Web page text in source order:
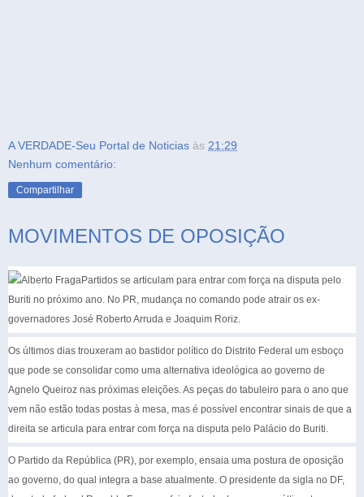
A VERDADE-Seu Portal de Noticias às 21:29
Nenhum comentário:
Compartilhar
MOVIMENTOS DE OPOSIÇÃO
Partidos se articulam para entrar com força na disputa pelo
Buriti no próximo ano. No PR, mudança no comando pode atrair os ex-
governadores José Roberto Arruda e Joaquim Roriz.
Os últimos dias trouxeram ao bastidor político do Distrito Federal um esboço
que pode se consolidar como uma alternativa ideológica ao governo de
Agnelo Queiroz nas próximas eleições. As peças do tabuleiro para o ano que
vem não estão todas postas à mesa, mas é possível encontrar sinais de que a
direita se articula para entrar com força na disputa pelo Palácio do Buriti.
O Partido da República (PR), por exemplo, ensaia uma postura de oposição
ao governo, do qual integra a base atualmente. O presidente da sigla no DF,